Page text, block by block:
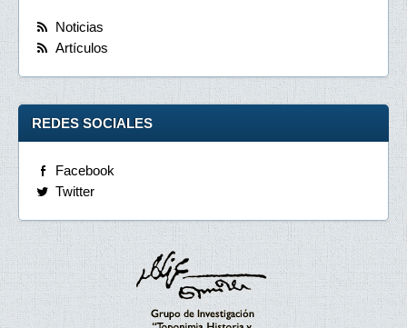
Noticias
Artículos
REDES SOCIALES
Facebook
Twitter